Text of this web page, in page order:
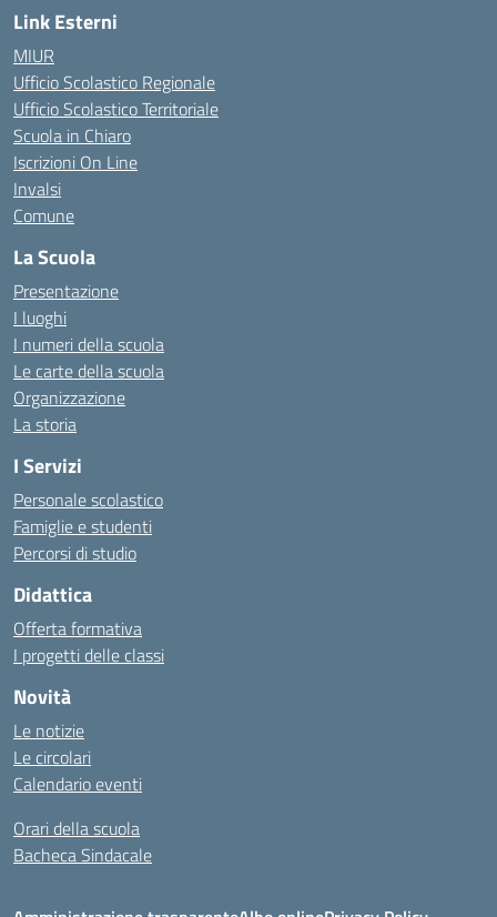
Link Esterni
MIUR
Ufficio Scolastico Regionale
Ufficio Scolastico Territoriale
Scuola in Chiaro
Iscrizioni On Line
Invalsi
Comune
La Scuola
Presentazione
I luoghi
I numeri della scuola
Le carte della scuola
Organizzazione
La storia
I Servizi
Personale scolastico
Famiglie e studenti
Percorsi di studio
Didattica
Offerta formativa
I progetti delle classi
Novità
Le notizie
Le circolari
Calendario eventi
Orari della scuola
Bacheca Sindacale